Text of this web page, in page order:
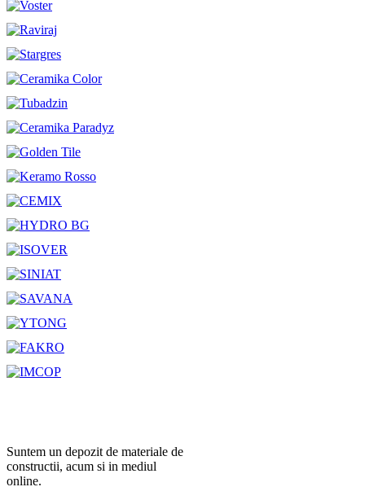
Suntem un depozit de materiale de
constructii, acum si in mediul
online.